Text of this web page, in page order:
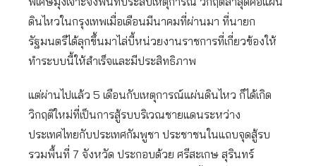
ดินไหวในกรุงเทพเมื่อเดือนมีนาคมที่ผ่านมา ที่นายก
รัฐมนตรีได้ลุกขึ้นมาไล่บี้หน่วยงานราชการที่เกี่ยวข้องให้
ทำระบบนี้ให้สำเร็จและมีประสิทธิภาพ
แต่ผ่านไปแล้ว 5 เดือนกับเหตุการณ์แผ่นดินไหว ก็ได้เกิด
วิกฤติใหม่ที่เป็นการสู้รบบริเวณชายแดนระหว่าง
ประเทศไทยกับประเทศกัมพูชา ประชาชนในแถบจุดสู้รบ
รวมพื้นที่ 7 จังหวัด ประกอบด้วย ศรีสะเกษ สุรินทร์